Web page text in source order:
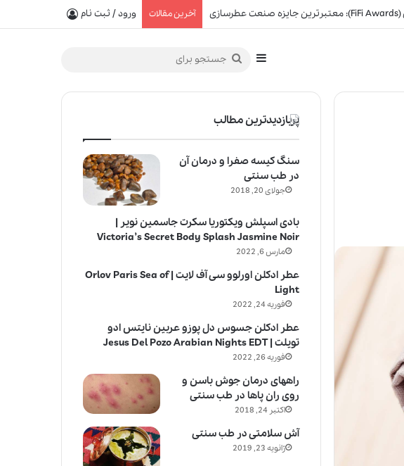
آخرین مقالات جالب‌ترین و محبوب‌ترین نت‌های عطر را بشناسید ورود / ثبت نام
سایدبارجستجو
پربازدیدترین مطالب
سنگ کیسه صفرا و درمان آن
در طب سنتی
جولای 20, 2018
بادی اسپلش ویکتوریا سکرت جاسمین نویر |
Victoria’s Secret Body Splash Jasmine Noir
مارس 6, 2022
عطر ادکلن اورلوو سی آف لایت | Orlov Paris Sea of
Light
فوریه 24, 2022
عطر ادکلن جسوس دل پوزو عربین نایتس ادو
تویلت | Jesus Del Pozo Arabian Nights EDT
فوریه 26, 2022
راههای درمان جوش باسن و
روی ران پاها در طب سنتی
اکتبر 24, 2018
آش سلامتی در طب سنتی
ژانویه 23, 2019